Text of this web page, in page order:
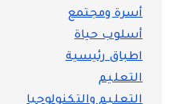
أسرة ومجتمع
أسلوب حياة
اطباق رئيسية
التعليم
التعليم والتكنولوجيا